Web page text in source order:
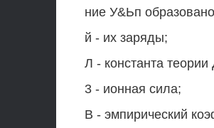
ние У&Ьп
й - их заряды;
Л - константа
3 - ионная сила;
В - эмпирический